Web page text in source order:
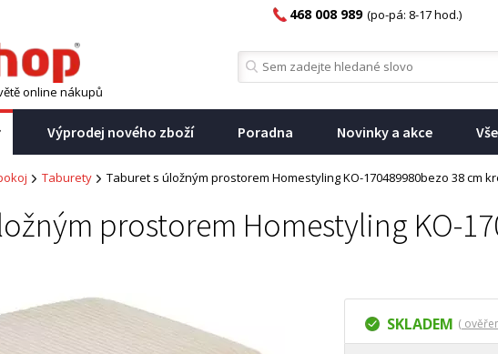
468 008 989 (po-pá: 8-17 hod.)
online nákupů
Výprodej nového zboží Poradna Novinky a akce
Taburety Taburet s úložným prostorem Homestyling KO-170489980bezo 38 cm
prostorem Homestyling KO-
SKLADEM (